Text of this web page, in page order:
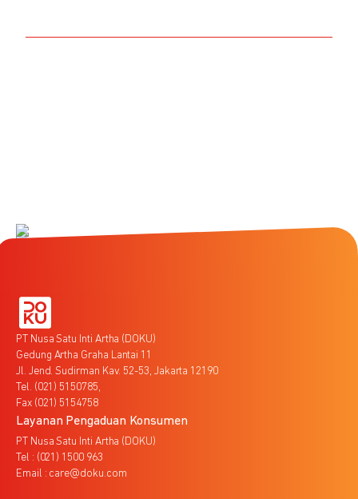
PT Nusa Satu Inti Artha (DOKU)
Gedung Artha Graha Lantai 11
Jl. Jend. Sudirman Kav. 52-53, Jakarta 12190
Tel. (021) 5150785,
Fax (021) 5154758
Layanan Pengaduan Konsumen
PT Nusa Satu Inti Artha (DOKU)
Tel : (021) 1500 963
Email : care@doku.com